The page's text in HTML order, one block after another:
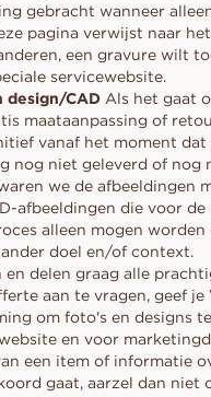
gebracht wanneer
pagina verwijst naar
een gravure wilt
servicewebsite.
design/CAD Als het gaat
maataanpassing of
vanaf het moment dat
nog niet geleverd of nog
we de afbeeldingen
afbeeldingen die voor
alleen mogen
doel en/of context.
delen graag alle
aan te vragen, geef je
om foto's en designs
en voor
een item of informatie
gaat, aarzel dan niet